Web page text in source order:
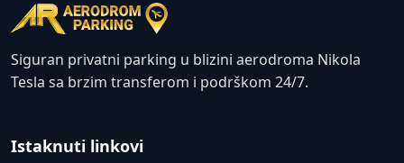
Siguran privatni parking u blizini aerodroma Nikola
Tesla sa brzim transferom i podrškom 24/7.
Istaknuti linkovi